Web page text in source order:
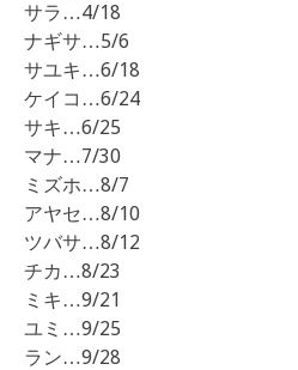
サラ…4/18
ナギサ…5/6
サユキ…6/18
ケイコ…6/24
サキ…6/25
マナ…7/30
ミズホ…8/7
アヤセ…8/10
ツバサ…8/12
チカ…8/23
ミキ…9/21
ユミ…9/25
ラン…9/28